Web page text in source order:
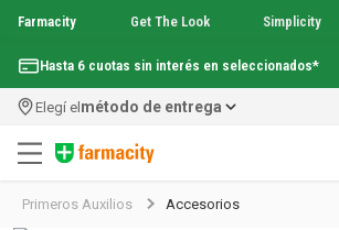
Farmacity Get The Look Simplicity
Hasta 6 cuotas sin interés en seleccionados*
Elegí elmétodo de entrega
Primeros Auxilios Accesorios